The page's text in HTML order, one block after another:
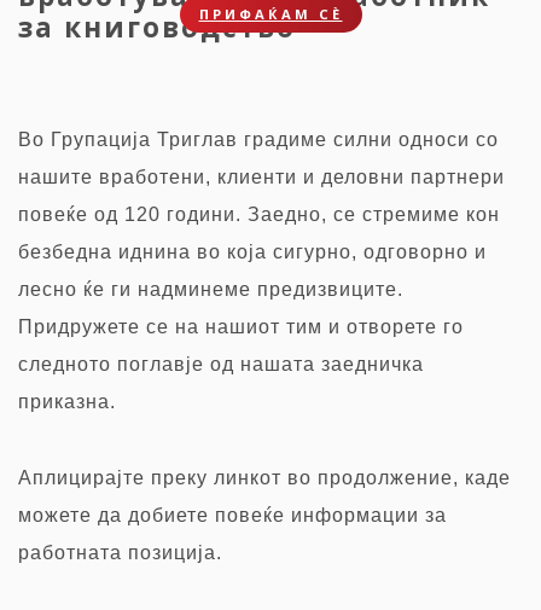
ПРИФАЌАМ СЀ
за книговодство
Во Групација Триглав градиме силни односи со
нашите вработени, клиенти и деловни партнери
повеќе од 120 години. Заедно, се стремиме кон
безбедна иднина во која сигурно, одговорно и
лесно ќе ги надминеме предизвиците.
Придружете се на нашиот тим и отворете го
следното поглавје од нашата заедничка
приказна.
Аплицирајте преку линкот во продолжение, каде
можете да добиете повеќе информации за
работната позиција.